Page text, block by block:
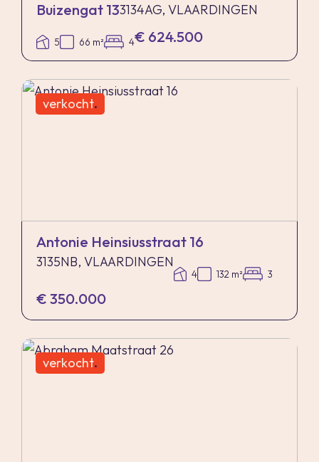
Buizengat 133134AG, VLAARDINGEN
5 66 m² 4€ 624.500
verkocht.
Antonie Heinsiusstraat 16
3135NB, VLAARDINGEN
4 132 m² 3
€ 350.000
verkocht.